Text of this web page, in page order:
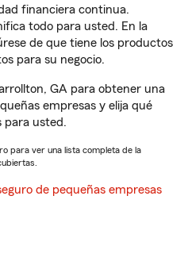
financiera continua.
todo para usted. En la
de que tiene los productos
para su negocio.
GA para obtener una
empresas y elija qué
para usted.
para ver una lista completa de la
de pequeñas empresas